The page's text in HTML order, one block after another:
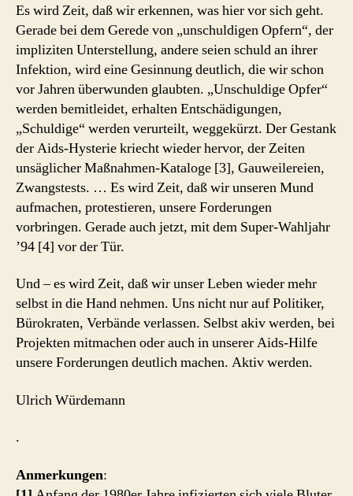
Es wird Zeit, daß wir erkennen, was hier vor sich geht.
Gerade bei dem Gerede von „unschuldigen Opfern“, der
impliziten Unterstellung, andere seien schuld an ihrer
Infektion, wird eine Gesinnung deutlich, die wir schon
vor Jahren überwunden glaubten. „Unschuldige Opfer“
werden bemitleidet, erhalten Entschädigungen,
„Schuldige“ werden verurteilt, weggekürzt. Der Gestank
der Aids-Hysterie kriecht wieder hervor, der Zeiten
unsäglicher Maßnahmen-Kataloge [3], Gauweilereien,
Zwangstests. … Es wird Zeit, daß wir unseren Mund
aufmachen, protestieren, unsere Forderungen
vorbringen. Gerade auch jetzt, mit dem Super-Wahljahr
’94 [4] vor der Tür.
Und – es wird Zeit, daß wir unser Leben wieder mehr
selbst in die Hand nehmen. Uns nicht nur auf Politiker,
Bürokraten, Verbände verlassen. Selbst akiv werden, bei
Projekten mitmachen oder auch in unserer Aids-Hilfe
unsere Forderungen deutlich machen. Aktiv werden.
Ulrich Würdemann
.
Anmerkungen: